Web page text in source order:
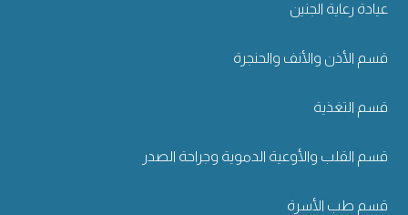
عيادة رعاية الجنين
قسم الأذن والأنف والحنجرة
قسم التغذية
قسم القلب والأوعية الدموية وجراحة الصدر
قسم طب الأسرة